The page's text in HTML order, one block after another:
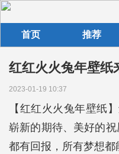
首页 推荐
红红火火兔年壁纸
2023-01-19 10:37
【红红火火兔年壁纸
崭新的期待、美好的
都有回报，所有梦想都